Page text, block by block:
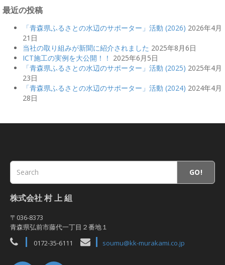
最近の投稿
「青森県ふるさとの水辺のサポーター」活動 (2026) 2026年4月
21日
当社の取り組みが新聞に紹介されました 2025年8月6日
ICT施工の実例を大公開！！ 2025年6月5日
「青森県ふるさとの水辺のサポーター」活動 (2025) 2025年4月
23日
「青森県ふるさとの水辺のサポーター」活動 (2024) 2024年4月
28日
GO!
株式会社 村 上 組
〒036-8373
青森県弘前市藤代一丁目２番地１
0172-35-6111
soumu@kk-murakami.co.jp